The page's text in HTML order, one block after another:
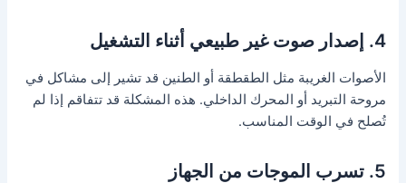
4. إصدار صوت غير طبيعي أثناء التشغيل
الأصوات الغريبة مثل الطقطقة أو الطنين قد تشير إلى مشاكل في
مروحة التبريد أو المحرك الداخلي. هذه المشكلة قد تتفاقم إذا لم
تُصلح في الوقت المناسب.
5. تسرب الموجات من الجهاز